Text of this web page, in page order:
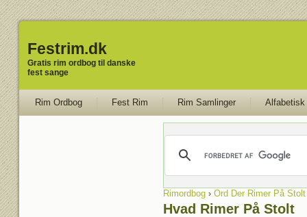
Festrim.dk
Gratis rim ordbog til danske
fest sange
Rim Ordbog Fest Rim Rim Samlinger Alfabetisk
Rimordbog› Ord Der Rimer På Stolt
Hvad Rimer På Stolt